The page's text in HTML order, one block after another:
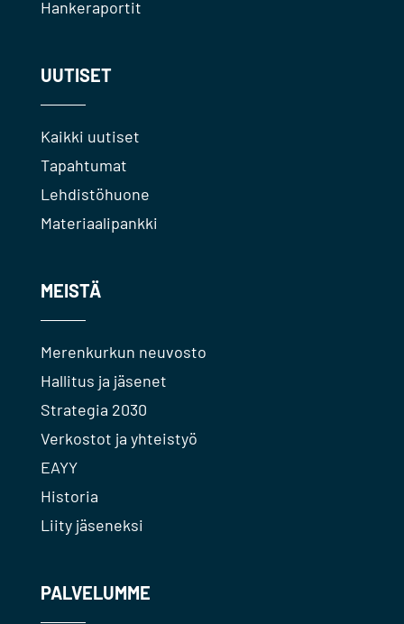
Hankeraportit
UUTISET
Kaikki uutiset
Tapahtumat
Lehdistöhuone
Materiaalipankki
MEISTÄ
Merenkurkun neuvosto
Hallitus ja jäsenet
Strategia 2030
Verkostot ja yhteistyö
EAYY
Historia
Liity jäseneksi
PALVELUMME